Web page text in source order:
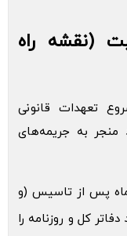
(نقشه راه
تعهدات قانونی
منجر به جریمه‌های
پس از تاسیس (و
کل و روزنامه را